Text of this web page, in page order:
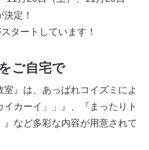
定！
タートしています！
ご自宅で
』は、あっぱれコイズミによ
カーイ」」』、『まったりト
など多彩な内容が用意されて